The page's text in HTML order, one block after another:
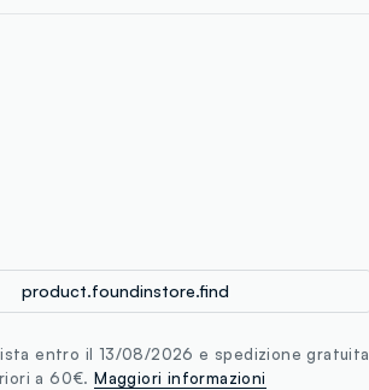
product.foundinstore.find
entro il 13/08/2026 e spedizione gratuita
a 60€.Maggiori informazioni